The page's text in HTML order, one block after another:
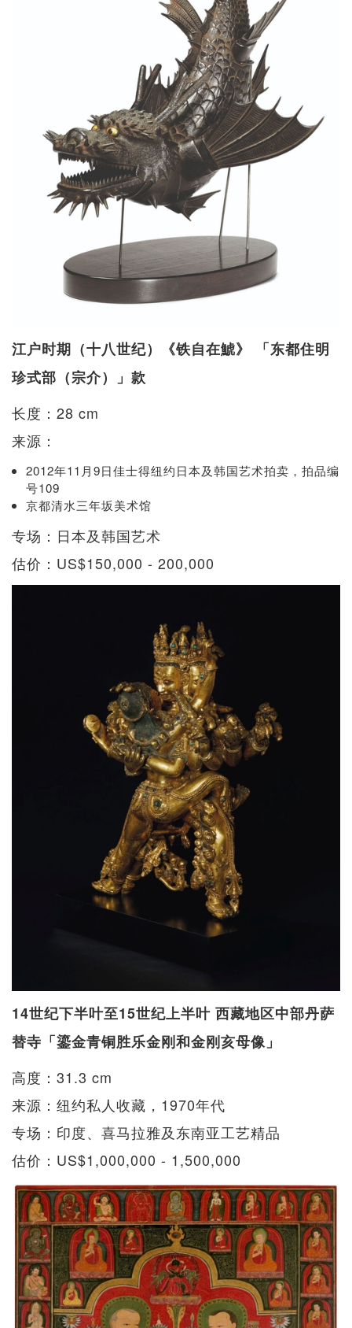
江户时期（十八世纪）《铁自在鯱》 「东都住明
珍式部（宗介）」款
长度：28 cm
来源：
2012年11月9日佳士得纽约日本及韩国艺术拍卖，拍品编
号109
京都清水三年坂美术馆
专场：日本及韩国艺术
估价：US$150,000 - 200,000
14世纪下半叶至15世纪上半叶 西藏地区中部丹萨
替寺「鎏金青铜胜乐金刚和金刚亥母像」
高度：31.3 cm
来源：纽约私人收藏，1970年代
专场：印度、喜马拉雅及东南亚工艺精品
估价：US$1,000,000 - 1,500,000